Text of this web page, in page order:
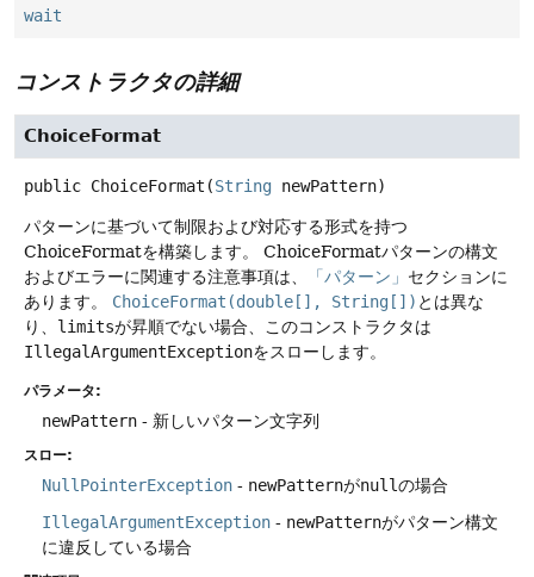
wait
コンストラクタの詳細
ChoiceFormat
public ChoiceFormat (String newPattern)
パターンに基づいて制限および対応する形式を持つ
ChoiceFormatを構築します。
ChoiceFormatパターンの構文
およびエラーに関連する注意事項は、
「パターン」 セクションに
あります。
ChoiceFormat(double[], String[]) とは異な
り、 limitsが昇順でない場合、このコンストラクタは
IllegalArgumentExceptionをスローします。
パラメータ:
newPattern - 新しいパターン文字列
スロー:
NullPointerException - newPatternがnullの場合
IllegalArgumentException - newPatternがパターン構文
に違反している場合